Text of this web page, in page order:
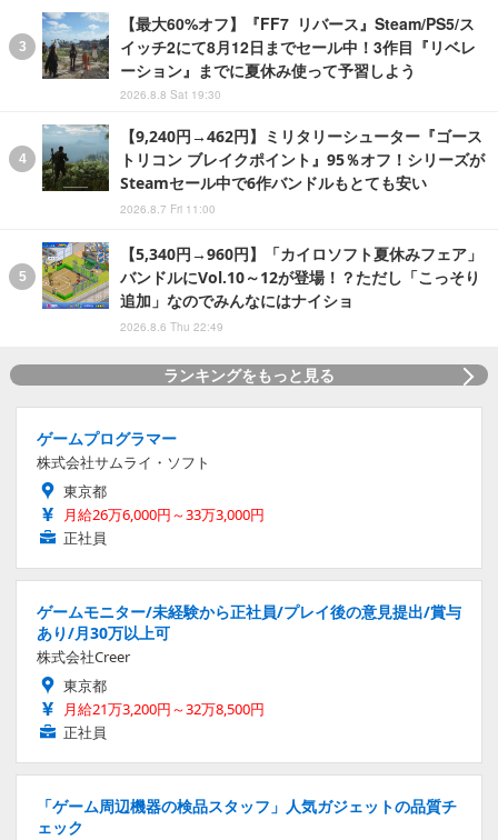
【最大60%オフ】『FF7 リバース』Steam/PS5/ス
イッチ2にて8月12日までセール中！3作目『リベレ
ーション』までに夏休み使って予習しよう
2026.8.8 Sat 19:30
【9,240円→462円】ミリタリーシューター『ゴース
トリコン ブレイクポイント』95％オフ！シリーズが
Steamセール中で6作バンドルもとても安い
2026.8.7 Fri 11:00
【5,340円→960円】「カイロソフト夏休みフェア」
バンドルにVol.10～12が登場！？ただし「こっそり
追加」なのでみんなにはナイショ
2026.8.6 Thu 22:49
ランキングをもっと見る
ゲームプログラマー
株式会社サムライ・ソフト
東京都
月給26万6,000円～33万3,000円
正社員
ゲームモニター/未経験から正社員/プレイ後の意見提出/賞与
あり/月30万以上可
株式会社Creer
東京都
月給21万3,200円～32万8,500円
正社員
「ゲーム周辺機器の検品スタッフ」人気ガジェットの品質チ
ェック